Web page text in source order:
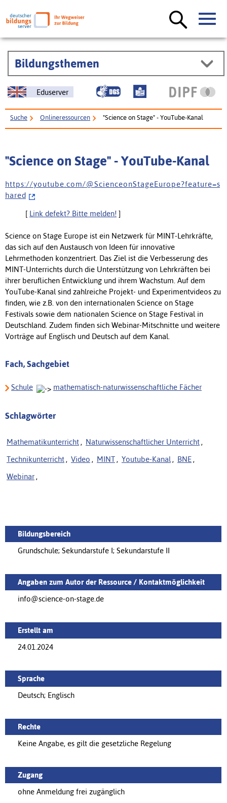
Bildungsthemen
Eduserver
Suche Onlineressourcen "Science on Stage" - YouTube-Kanal
"Science on Stage" - YouTube-Kanal
h t t p s : / / y o u t u b e . c o m / @ S c i e n c e o n S t a g e E u r o p e ? f e a t u r e = s
h a r e d
[ Link defekt? Bitte melden! ]
Science on Stage Europe ist ein Netzwerk für MINT-Lehrkräfte,
das sich auf den Austausch von Ideen für innovative
Lehrmethoden konzentriert. Das Ziel ist die Verbesserung des
MINT-Unterrichts durch die Unterstützung von Lehrkräften bei
ihrer beruflichen Entwicklung und ihrem Wachstum. Auf dem
YouTube-Kanal sind zahlreiche Projekt- und Experimentvideos zu
finden, wie z.B. von den internationalen Science on Stage
Festivals sowie dem nationalen Science on Stage Festival in
Deutschland. Zudem finden sich Webinar-Mitschnitte und weitere
Vorträge auf Englisch und Deutsch auf dem Kanal.
Fach, Sachgebiet
Schule mathematisch-naturwissenschaftliche Fächer
Schlagwörter
Mathematikunterricht , Naturwissenschaftlicher Unterricht ,
Technikunterricht , Video , MINT , Youtube-Kanal , BNE ,
Webinar ,
Bildungsbereich
Grundschule; Sekundarstufe I; Sekundarstufe II
Angaben zum Autor der Ressource / Kontaktmöglichkeit
info@science-on-stage.de
Erstellt am
24.01.2024
Sprache
Deutsch; Englisch
Rechte
Keine Angabe, es gilt die gesetzliche Regelung
Zugang
ohne Anmeldung frei zugänglich